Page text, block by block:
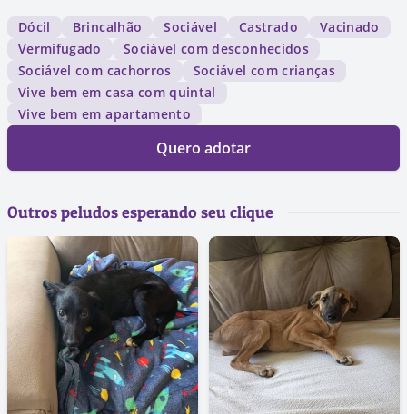
Dócil Brincalhão Sociável Castrado
Vacinado
Vermifugado
Sociável com desconhecidos
Sociável com cachorros
Sociável com crianças
Vive bem em casa com quintal
Vive bem em apartamento
Quero adotar
Outros peludos esperando seu clique